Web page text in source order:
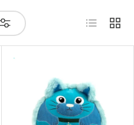
Nimekiri